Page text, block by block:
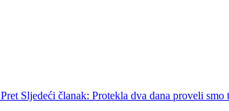
Pret Sljedeći članak: Protekla dva dana proveli